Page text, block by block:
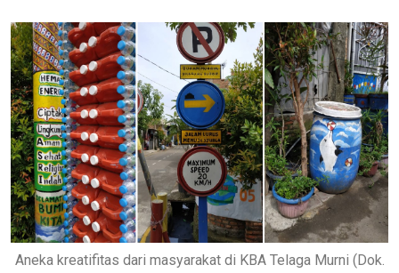
Aneka kreatifitas dari masyarakat di KBA Telaga Murni (Dok.